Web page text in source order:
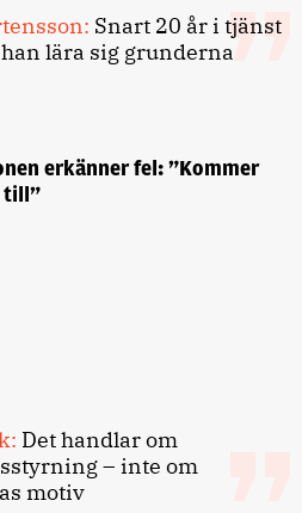
Snart 20 år i tjänst
lära sig grunderna
erkänner fel: ”Kommer
till”
Det handlar om
– inte om
motiv